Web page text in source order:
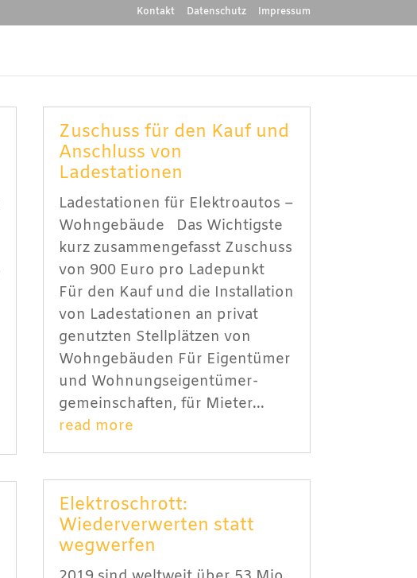
Kontakt Datenschutz Impressum
Zuschuss für den Kauf und
Anschluss von
Ladestationen
Ladestationen für Elektroautos –
Wohngebäude Das Wichtigste
kurz zusammengefasst Zuschuss
von 900 Euro pro Ladepunkt
Für den Kauf und die Installation
von Lade­stationen an privat
genutzten Stell­plätzen von
Wohngebäuden Für Eigentümer
und Wohnungs­eigentümer­
gemein­schaften, für Mieter...
read more
Elektroschrott:
Wiederverwerten statt
wegwerfen